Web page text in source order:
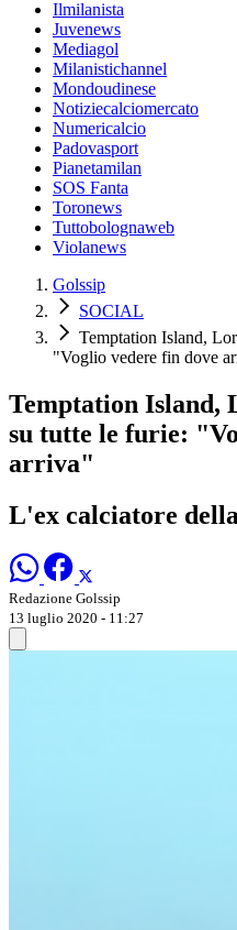
Ilmilanista
Juvenews
Mediagol
Milanistichannel
Mondoudinese
Notiziecalciomercato
Numericalcio
Padovasport
Pianetamilan
SOS Fanta
Toronews
Tuttobolognaweb
Violanews
Golssip
SOCIAL
Temptation Island,
"Voglio vedere fin dove
Temptation Island,
su tutte le furie:
arriva"
L'ex calciatore
Redazione Golssip
13 luglio 2020 - 11:27